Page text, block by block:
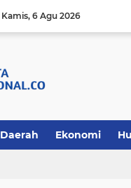
Kamis 6 Agu 2026
Daerah Ekonomi